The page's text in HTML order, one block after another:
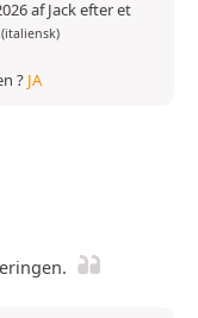
af Jack efter et
? JA